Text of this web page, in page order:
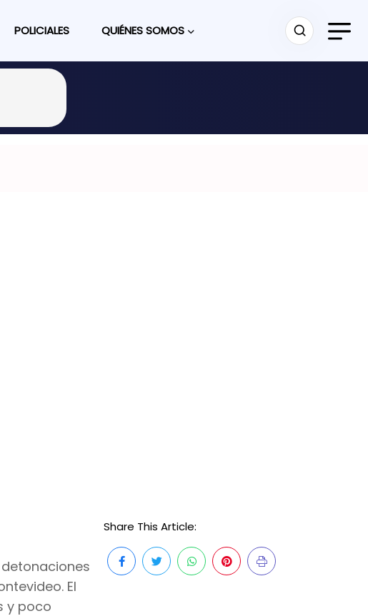
POLICIALES QUIÉNES SOMOS
El
y poco
Share This Article: